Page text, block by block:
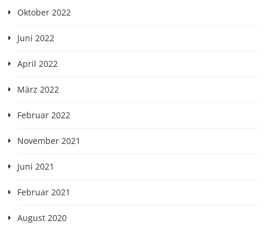
Oktober 2022
Juni 2022
April 2022
März 2022
Februar 2022
November 2021
Juni 2021
Februar 2021
August 2020